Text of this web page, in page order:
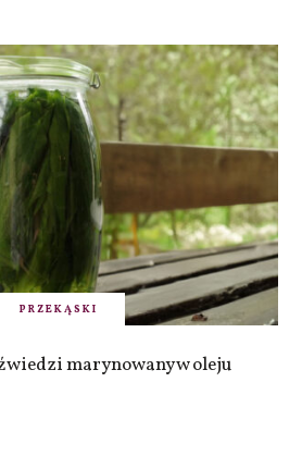
PRZEKĄSKI
marynowany w oleju